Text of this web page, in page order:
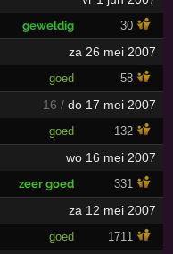
geweldig 30
za 26 mei 2007
goed 58
16 /do 17 mei 2007
goed 132
wo 16 mei 2007
zeer goed 331
za 12 mei 2007
goed 1711